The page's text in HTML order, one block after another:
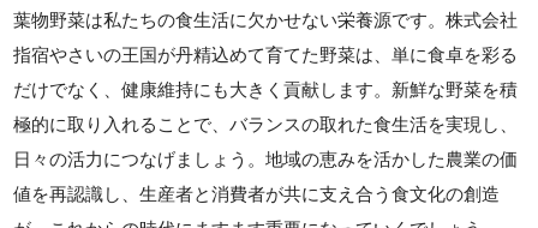
葉物野菜は私たちの食生活に欠かせない栄養源です。株式会社
指宿やさいの王国が丹精込めて育てた野菜は、単に食卓を彩る
だけでなく、健康維持にも大きく貢献します。新鮮な野菜を積
極的に取り入れることで、バランスの取れた食生活を実現し、
日々の活力につなげましょう。地域の恵みを活かした農業の価
値を再認識し、生産者と消費者が共に支え合う食文化の創造